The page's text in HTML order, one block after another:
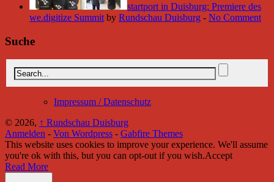
startport in Duisburg: Premiere des
we.digitize Summit by Rundschau Duisburg - No Comment
Suche
Impressum / Datenschutz
© 2026, ↑ Rundschau Duisburg
Anmelden - Von Wordpress - Gabfire Themes
This website uses cookies to improve your experience. We'll assume
you're ok with this, but you can opt-out if you wish.Accept
Read More